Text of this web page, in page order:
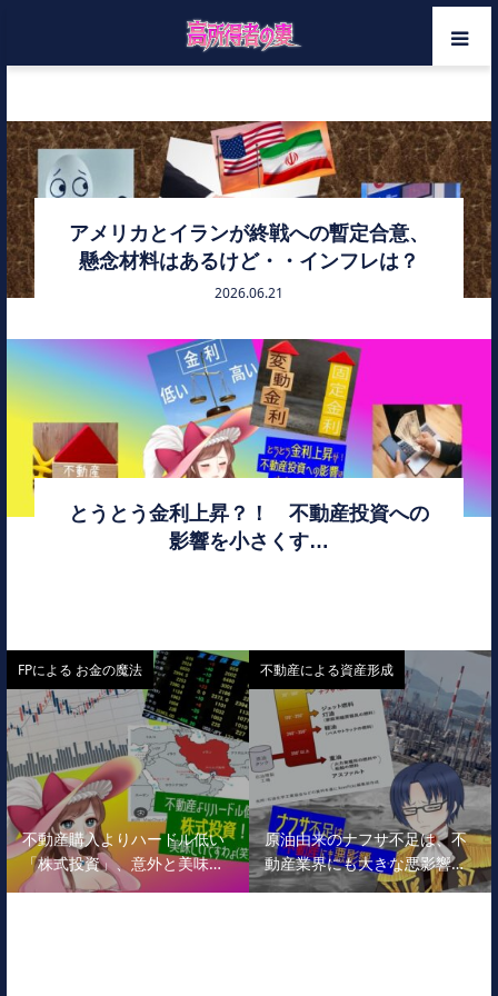
アメリカとイランが終戦への暫定合意、
懸念材料はあるけど・・インフレは？
2026.06.21
とうとう金利上昇？！ 不動産投資への
影響を小さくす…
FPによる お金の魔法
不動産購入よりハードル低い
「株式投資」、意外と美味…
不動産による資産形成
原油由来のナフサ不足は、不
動産業界にも大きな悪影響…
メンバー
カテゴリー